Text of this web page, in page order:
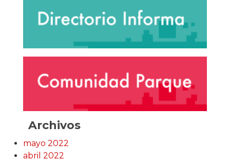
Archivos
mayo 2022
abril 2022